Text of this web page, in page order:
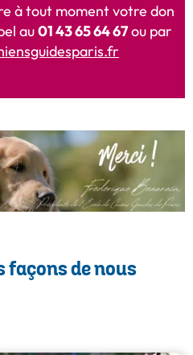
à tout moment votre don
au01 43 65 64 67ou par
façons de nous